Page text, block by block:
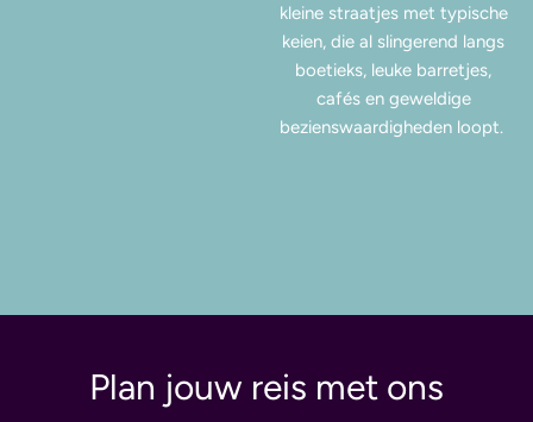
kleine straatjes met typische
keien, die al slingerend langs
boetieks, leuke barretjes,
cafés en geweldige
bezienswaardigheden loopt.
Plan jouw reis met ons